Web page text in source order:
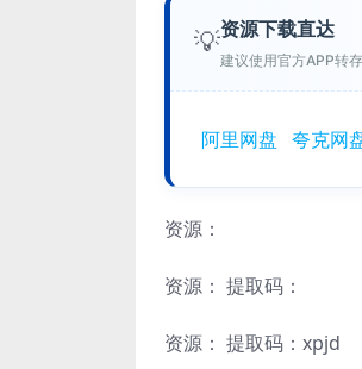
💡资源下载直达
建议使用官方APP转
阿里网盘 夸克网
资源：
资源： 提取码：
资源： 提取码：xpjd